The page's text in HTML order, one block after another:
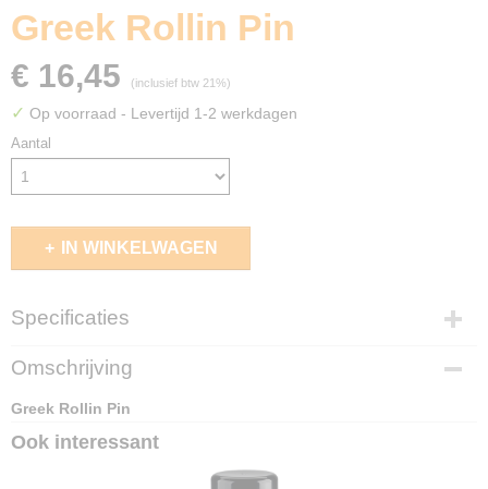
Greek Rollin Pin
€ 16,45 (inclusief btw 21%)
✓ Op voorraad - Levertijd 1-2 werkdagen
Aantal
IN WINKELWAGEN
Specificaties
EAN code
8436554363377
Omschrijving
Greek Rollin Pin
Ook interessant